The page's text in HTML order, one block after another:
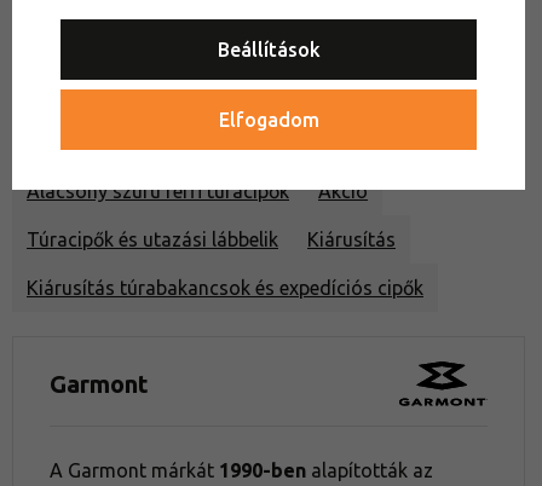
Alacsony szúrú női túracipők
Férfi outdoor cipők és sportcipők
Alacsony szúrú férfi túracipők Akció
Túracipők és utazási lábbelik Kiárusítás
Kiárusítás túrabakancsok és expedíciós cipők
Garmont
A Garmont márkát 1990-ben alapították az
Beállítások
Elfogadom